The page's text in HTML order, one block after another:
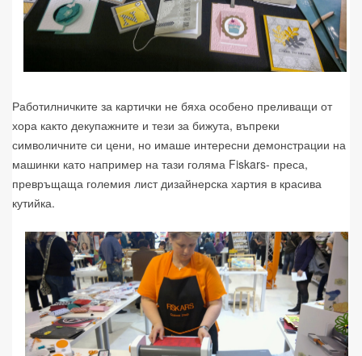
Работилничките за картички не бяха особено преливащи от
хора както декупажните и тези за бижута, въпреки
символичните си цени, но имаше интересни демонстрации на
машинки като например на тази голяма Fiskars- преса,
превръщаща големия лист дизайнерска хартия в красива
кутийка.